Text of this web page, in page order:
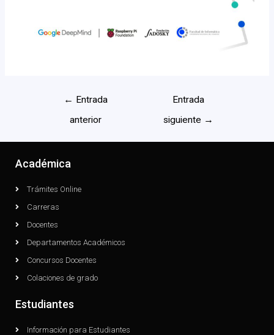
← Entrada
anterior
Entrada
siguiente →
Académica
Trámites Online
Carreras
Docentes
Departamentos Académicos
Concursos Docentes
Colaciones de grado
Estudiantes
Información para Estudiantes